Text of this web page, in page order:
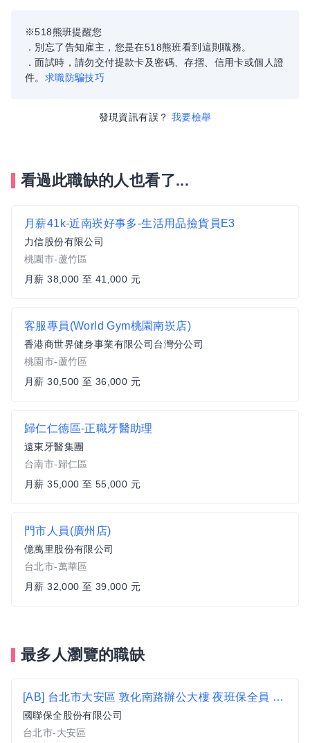
※518熊班提醒您
．別忘了告知雇主，您是在518熊班看到這則職務。
．面試時，請勿交付提款卡及密碼、存摺、信用卡或個人證
件。 求職防騙技巧
發現資訊有誤？ 我要檢舉
看過此職缺的人也看了...
月薪41k-近南崁好事多-生活用品撿貨員E3
力信股份有限公司
桃園市-蘆竹區
月薪 38,000 至 41,000 元
客服專員(World Gym桃園南崁店)
香港商世界健身事業有限公司台灣分公司
桃園市-蘆竹區
月薪 30,500 至 36,000 元
歸仁仁德區-正職牙醫助理
遠東牙醫集團
台南市-歸仁區
月薪 35,000 至 55,000 元
門市人員(廣州店)
億萬里股份有限公司
台北市-萬華區
月薪 32,000 至 39,000 元
最多人瀏覽的職缺
[AB] 台北市大安區 敦化南路辦公大樓 夜班保全員 月休10天
國聯保全股份有限公司
台北市-大安區